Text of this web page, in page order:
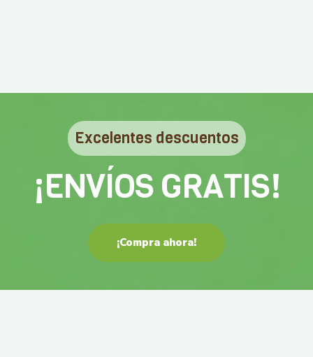
Excelentes descuentos
¡ENVÍOS GRATIS!
¡Compra ahora!